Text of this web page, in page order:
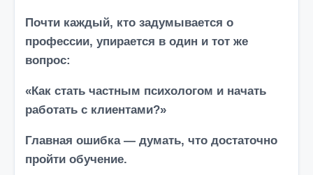
Почти каждый, кто задумывается о
профессии, упирается в один и тот же
вопрос:
«Как стать частным психологом и начать
работать с клиентами?»
Главная ошибка — думать, что достаточно
пройти обучение.